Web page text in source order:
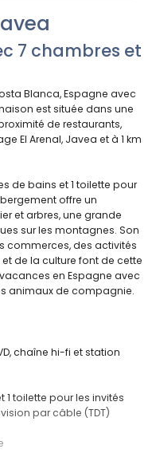
7 chambres et
Blanca, Espagne avec
est située dans une
de restaurants,
El Arenal, Javea et à 1 km
de bains et 1 toilette pour
offre un
et arbres, une grande
sur les montagnes. Son
commerces, des activités
de la culture font de cette
en Espagne avec
animaux de compagnie.
chaîne hi-fi et station
toilette pour les invités
par câble (TDT)